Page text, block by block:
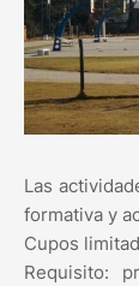
Las
formativa y
Cupos
Requisito: